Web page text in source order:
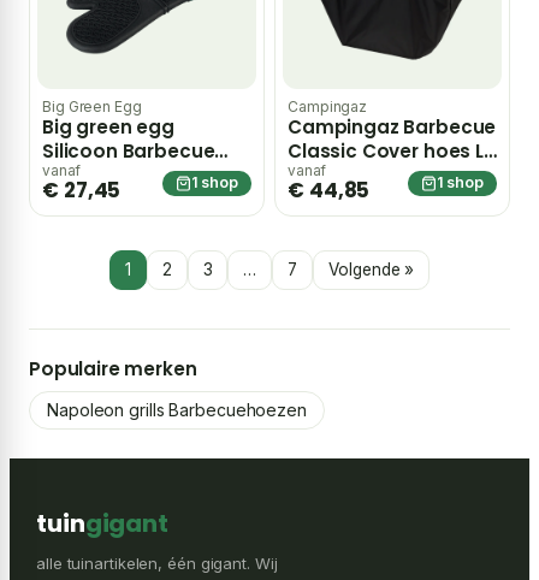
Big Green Egg
Big green egg
Silicoon Barbecue
Handschoen – groen
vanaf
€ 27,45 1 shop
Campingaz
Campingaz Barbecue
Classic Cover hoes L
BBQ
vanaf
€ 44,85 1 shop
1 2 3 … 7 Volgende »
Populaire merken
Napoleon grills Barbecuehoezen
tuingigant
alle tuinartikelen, één gigant. Wij